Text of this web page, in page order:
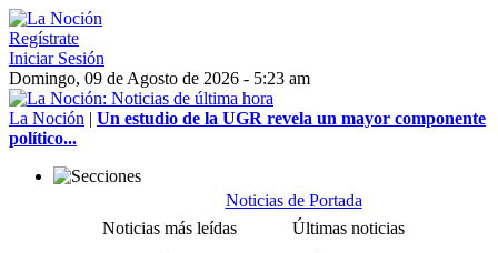
Regístrate
Iniciar Sesión
Domingo, 09 de Agosto de 2026 - 5:23 am
La Noción | Un estudio de la UGR revela un mayor componente
político...
Noticias de Portada
Noticias más leídas
Últimas noticias